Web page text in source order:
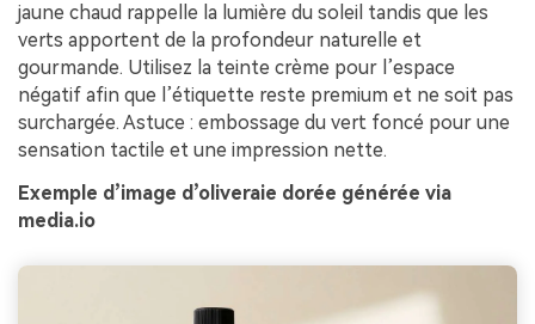
jaune chaud rappelle la lumière du soleil tandis que les
verts apportent de la profondeur naturelle et
gourmande. Utilisez la teinte crème pour l’espace
négatif afin que l’étiquette reste premium et ne soit pas
surchargée. Astuce : embossage du vert foncé pour une
sensation tactile et une impression nette.
Exemple d’image d’oliveraie dorée générée via
media.io